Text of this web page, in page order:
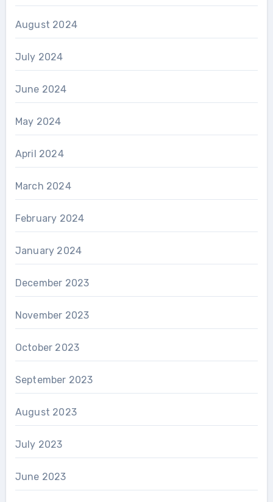
August 2024
July 2024
June 2024
May 2024
April 2024
March 2024
February 2024
January 2024
December 2023
November 2023
October 2023
September 2023
August 2023
July 2023
June 2023